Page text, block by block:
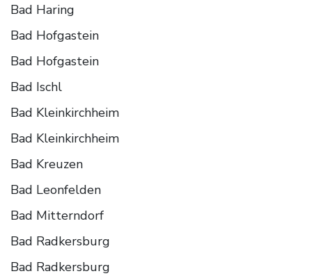
Bad Haring
Bad Hofgastein
Bad Hofgastein
Bad Ischl
Bad Kleinkirchheim
Bad Kleinkirchheim
Bad Kreuzen
Bad Leonfelden
Bad Mitterndorf
Bad Radkersburg
Bad Radkersburg